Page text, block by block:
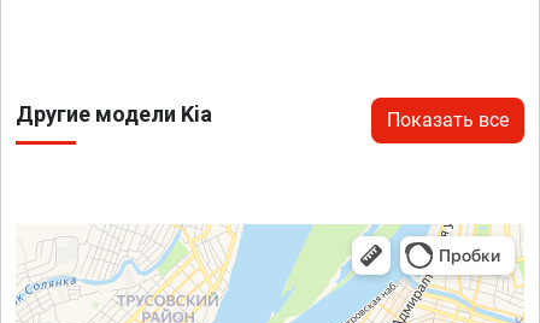
Другие модели Kia Показать все